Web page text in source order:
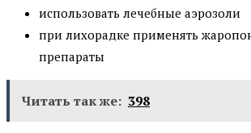
использовать лечебные аэрозоли
при лихорадке применять
препараты
Читать так же: 398